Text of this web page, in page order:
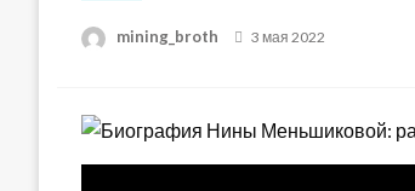
mining_broth
Posted
3 мая 2022